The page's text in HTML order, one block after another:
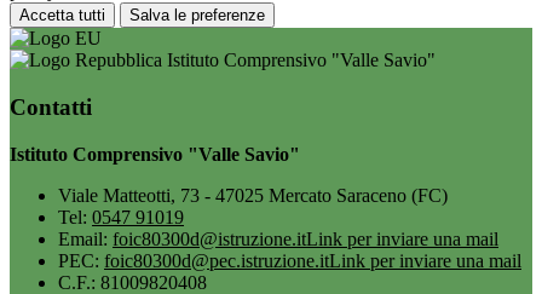
Accetta tutti Salva le preferenze
Istituto Comprensivo "Valle Savio"
Contatti
Istituto Comprensivo "Valle Savio"
Viale Matteotti, 73 - 47025 Mercato Saraceno (FC)
Tel: 0547 91019
Email: foic80300d@istruzione.itLink per inviare una mail
PEC: foic80300d@pec.istruzione.itLink per inviare una mail
C.F.: 81009820408